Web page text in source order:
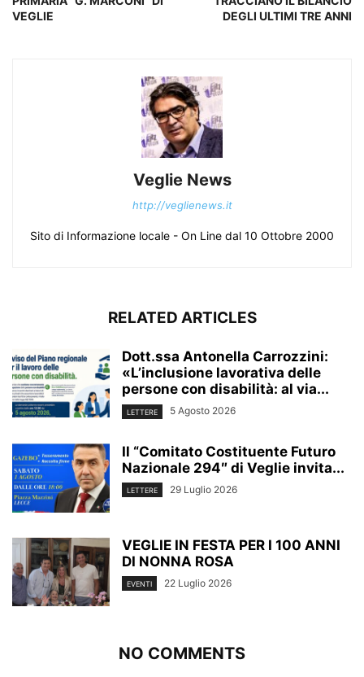
VEGLIE
DEGLI ULTIMI TRE ANNI
Veglie News
http://veglienews.it
Sito di Informazione locale - On Line dal 10 Ottobre 2000
RELATED ARTICLES
Dott.ssa Antonella Carrozzini:
«L’inclusione lavorativa delle
persone con disabilità: al via...
LETTERE 5 Agosto 2026
Il “Comitato Costituente Futuro
Nazionale 294″ di Veglie invita...
LETTERE 29 Luglio 2026
VEGLIE IN FESTA PER I 100 ANNI
DI NONNA ROSA
EVENTI 22 Luglio 2026
NO COMMENTS